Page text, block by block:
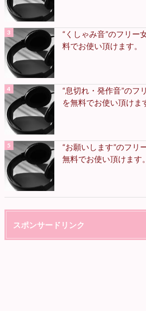
“くしゃみ音”のフリー
料でお使い頂けます。
“息切れ・発作音”のフ
を無料でお使い頂けま
“お願いします”のフリ
無料でお使い頂けます。
スポンサードリンク